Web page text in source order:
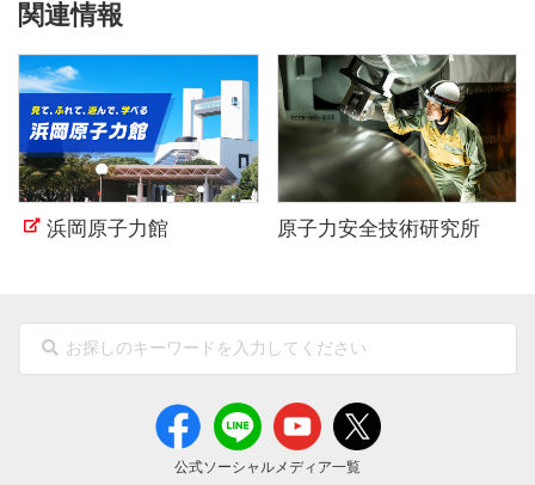
関連情報
浜岡原子力館 原子力安全技術研究所
公式ソーシャルメディア一覧